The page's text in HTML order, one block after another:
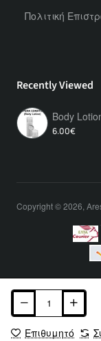
Επιθυμητό
Recently Viewed
Body
6.00€
Copyright © 2026,